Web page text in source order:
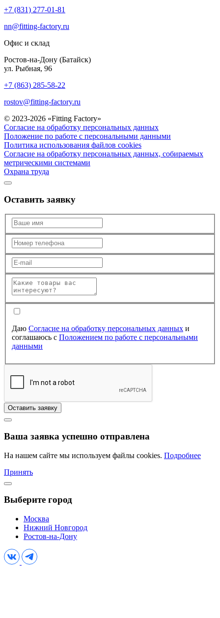
+7 (831) 277-01-81
nn@fitting-factory.ru
Офис и склад
Ростов-на-Дону (Батайск)
ул. Рыбная, 96
+7 (863) 285-58-22
rostov@fitting-factory.ru
© 2023-2026 «Fitting Factory»
Согласие на обработку персональных данных
Положение по работе с персональными данными
Политика использования файлов cookies
Согласие на обработку персональных данных, собираемых
метрическими системами
Охрана труда
Оставить заявку
Даю Согласие на обработку персональных данных и
соглашаюсь с Положением по работе с персональными
данными
Оставить заявку
Ваша заявка успешно отправлена
На нашем сайте мы используем файлы cookies. Подробнее
Принять
Выберите город
Москва
Нижний Новгород
Ростов-на-Дону